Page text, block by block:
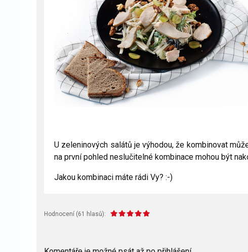
U zeleninových salátů je výhodou, že kombinovat
na první pohled neslučitelné kombinace mohou být
Jakou kombinaci máte rádi Vy? :-)
Hodnocení (61 hlasů):